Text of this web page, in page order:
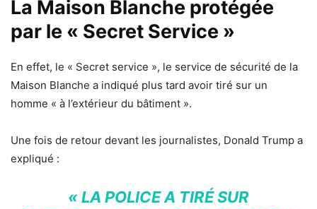
La Maison Blanche protégée
par le « Secret Service »
En effet, le « Secret service », le service de sécurité de la
Maison Blanche a indiqué plus tard avoir tiré sur un
homme « à l’extérieur du bâtiment ».
Une fois de retour devant les journalistes, Donald Trump a
expliqué :
« LA POLICE A TIRÉ SUR